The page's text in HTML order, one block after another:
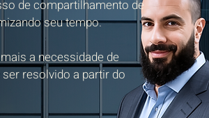
de compartilhamento de
seu tempo.
a necessidade de
resolvido a partir do